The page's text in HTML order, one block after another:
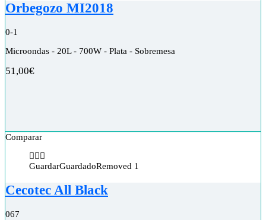
Orbegozo MI2018
0-1
Microondas - 20L - 700W - Plata - Sobremesa
51,00€
Comparar
GuardarGuardadoRemoved 1
Cecotec All Black
067